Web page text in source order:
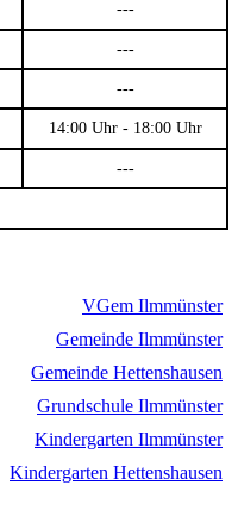
---
---
---
14:00 Uhr - 18:00 Uhr
---
VGem Ilmmünster
Gemeinde Ilmmünster
Gemeinde Hettenshausen
Grundschule Ilmmünster
Kindergarten Ilmmünster
Kindergarten Hettenshausen